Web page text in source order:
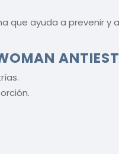
que ayuda a prevenir y